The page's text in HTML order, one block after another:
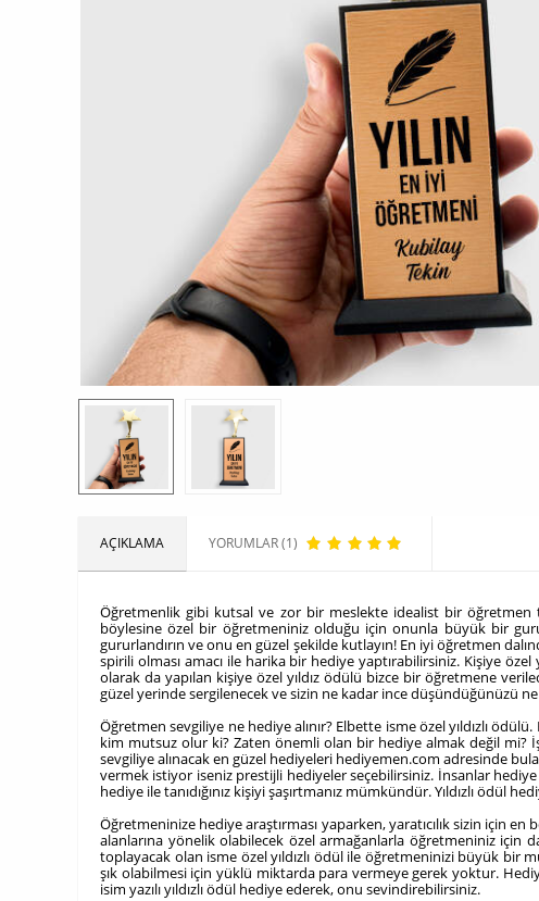
AÇIKLAMA YORUMLAR (1)
Öğretmenlik gibi kutsal ve zor bir meslekte idealist bir öğretmen
böylesine özel bir öğretmeniniz olduğu için onunla büyük bir
gururlandırın ve onu en güzel şekilde kutlayın! En iyi öğretmen
spirili olması amacı ile harika bir hediye yaptırabilirsiniz. Kişiye
olarak da yapılan kişiye özel yıldız ödülü bizce bir öğretmene
güzel yerinde sergilenecek ve sizin ne kadar ince düşündüğünüzü
Öğretmen sevgiliye ne hediye alınır? Elbette isme özel yıldızlı
kim mutsuz olur ki? Zaten önemli olan bir hediye almak değil mi?
sevgiliye alınacak en güzel hediyeleri hediyemen.com adresinde
vermek istiyor iseniz prestijli hediyeler seçebilirsiniz. İnsanlar
hediye ile tanıdığınız kişiyi şaşırtmanız mümkündür. Yıldızlı ödül
Öğretmeninize hediye araştırması yaparken, yaratıcılık sizin için
alanlarına yönelik olabilecek özel armağanlarla öğretmeniniz için
toplayacak olan isme özel yıldızlı ödül ile öğretmeninizi büyük bir
şık olabilmesi için yüklü miktarda para vermeye gerek yoktur.
isim yazılı yıldızlı ödül hediye ederek, onu sevindirebilirsiniz.